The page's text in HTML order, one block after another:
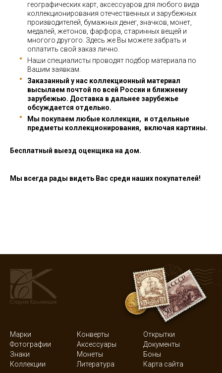
географических карт, аксессуаров для любого вида
коллекционирования отечественных и зарубежных
производителей, бумажных денег, значков, монет,
медалей, жетонов, фарфора, старинных вещей и
многого другого. Здесь же Вы можете забрать и
оплатить свой заказ лично.
Наши специалисты проводят подбор материала по
Вашим заявкам.
Заказанный у нас коллекционный материал
высылаем почтой по всей России и ближнему
зарубежью. Доставка в дальнее зарубежье
обсуждается отдельно.
Мы покупаем любые коллекции, и отдельные
предметы коллекционирования, включая картины.
Бесплатный выезд оценщика на дом.
Мы всегда рады видеть Вас среди наших покупателей!
Марки Конверты
Открытки
Фотографии
Аксессуары
Документы
Знаки
Монеты
Боны
Коллекции
Литература Карта сайта